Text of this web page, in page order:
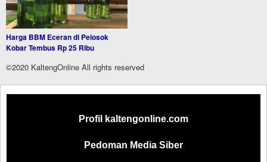
Harga BBM Eceran di Pelosok
Kobar Tembus Rp 25 Ribu
©2020 KaltengOnline All rights reserved
Profil kaltengonline.com
Pedoman Media Siber